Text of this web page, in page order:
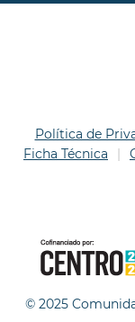
Política de
Ficha Técnica
© 2025